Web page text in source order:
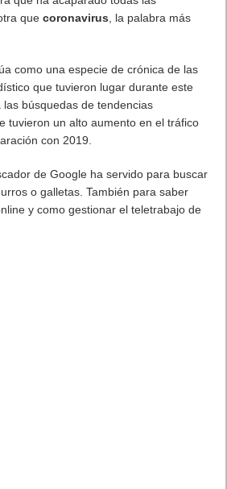
quecoronavirus, la palabra más
como una especie de crónica de las
que tuvieron lugar durante este
búsquedas de tendencias
tuvieron un alto aumento en el tráfico
con 2019.
de Google ha servido para buscar
o galletas. También para saber
y como gestionar el teletrabajo de